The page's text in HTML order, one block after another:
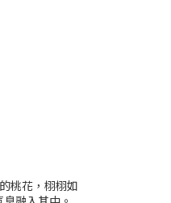
桃花，栩栩如